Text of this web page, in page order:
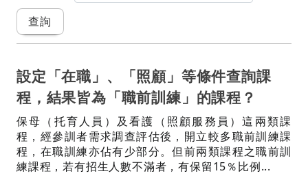
設定「在職」、「照顧」等條件查詢課
程，結果皆為「職前訓練」的課程？
保母（托育人員）及看護（照顧服務員）這兩類課
程，經參訓者需求調查評估後，開立較多職前訓練課
程，在職訓練亦佔有少部分。但前兩類課程之職前訓
練課程，若有招生人數不滿者，有保留15％比例...